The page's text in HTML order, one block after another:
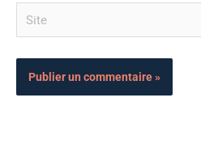
Site